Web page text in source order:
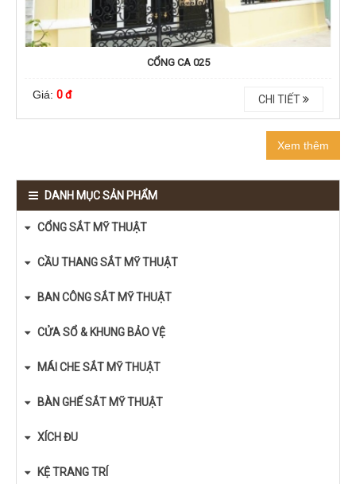
DANH MỤC SẢN PHẨM
CỔNG SẮT MỸ THUẬT
CẦU THANG SẮT MỸ THUẬT
BAN CÔNG SẮT MỸ THUẬT
CỬA SỔ & KHUNG BẢO VỆ
MÁI CHE SẮT MỸ THUẬT
BÀN GHẾ SẮT MỸ THUẬT
XÍCH ĐU
KỆ TRANG TRÍ
CỔNG CA 025
Giá: 0 đ CHI TIẾT
Xem thêm